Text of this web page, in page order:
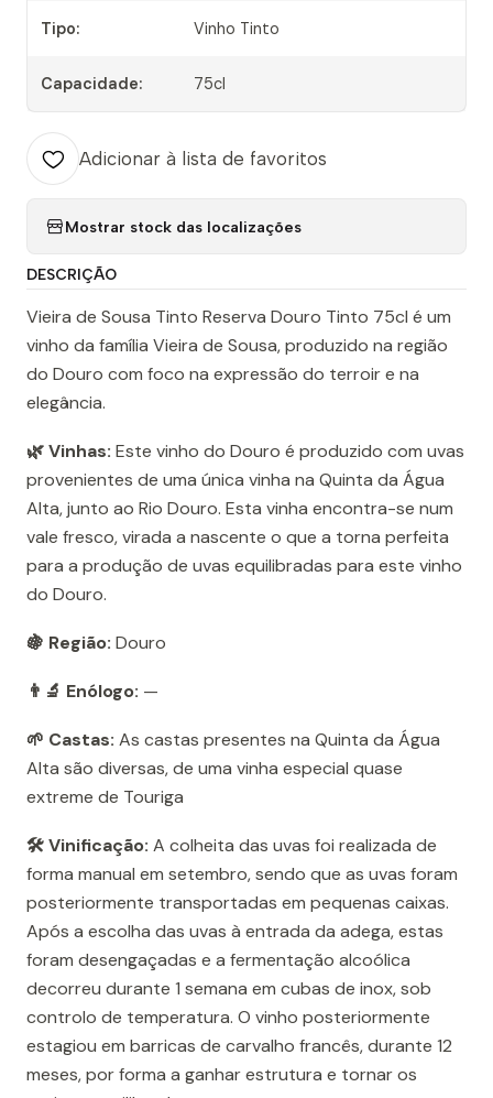
Tipo: Vinho Tinto
Capacidade: 75cl
Adicionar à lista de favoritos
Mostrar stock das localizações
DESCRIÇÃO
Vieira de Sousa Tinto Reserva Douro Tinto 75cl é um
vinho da família Vieira de Sousa, produzido na região
do Douro com foco na expressão do terroir e na
elegância.
🌿 Vinhas: Este vinho do Douro é produzido com uvas
provenientes de uma única vinha na Quinta da Água
Alta, junto ao Rio Douro. Esta vinha encontra-se num
vale fresco, virada a nascente o que a torna perfeita
para a produção de uvas equilibradas para este vinho
do Douro.
🍇 Região: Douro
👨‍🔬 Enólogo: —
🌱 Castas: As castas presentes na Quinta da Água
Alta são diversas, de uma vinha especial quase
extreme de Touriga
🛠️ Vinificação: A colheita das uvas foi realizada de
forma manual em setembro, sendo que as uvas foram
posteriormente transportadas em pequenas caixas.
Após a escolha das uvas à entrada da adega, estas
foram desengaçadas e a fermentação alcoólica
decorreu durante 1 semana em cubas de inox, sob
controlo de temperatura. O vinho posteriormente
estagiou em barricas de carvalho francês, durante 12
meses, por forma a ganhar estrutura e tornar os